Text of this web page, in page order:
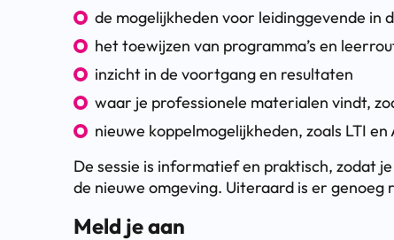
de mogelijkheden voor leidinggevende in
het toewijzen van programma’s en
inzicht in de voortgang en resultaten
waar je professionele materialen vindt,
nieuwe koppelmogelijkheden, zoals LTI en
De sessie is informatief en praktisch, zodat
de nieuwe omgeving. Uiteraard is er genoeg
Meld je aan